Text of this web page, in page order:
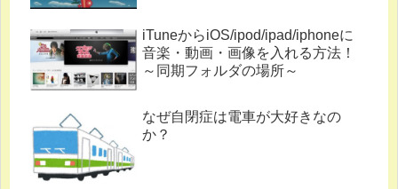
iTuneからiOS/ipod/ipad/iphoneに
音楽・動画・画像を入れる方法！
～同期フォルダの場所～
なぜ自閉症は電車が大好きなの
か？